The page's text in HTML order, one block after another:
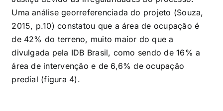
Uma análise georreferenciada do projeto (Souza,
2015, p.10) constatou que a área de ocupação é
de 42% do terreno, muito maior do que a
divulgada pela IDB Brasil, como sendo de 16% a
área de intervenção e de 6,6% de ocupação
predial (figura 4).